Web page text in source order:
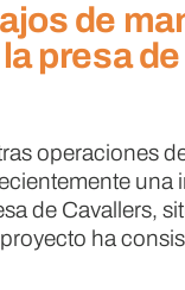
de
presa
operaciones
una
de Cavallers,
ha